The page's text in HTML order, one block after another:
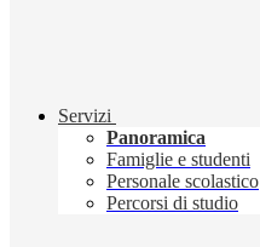
Servizi
Panoramica
Famiglie e studenti
Personale scolastico
Percorsi di studio